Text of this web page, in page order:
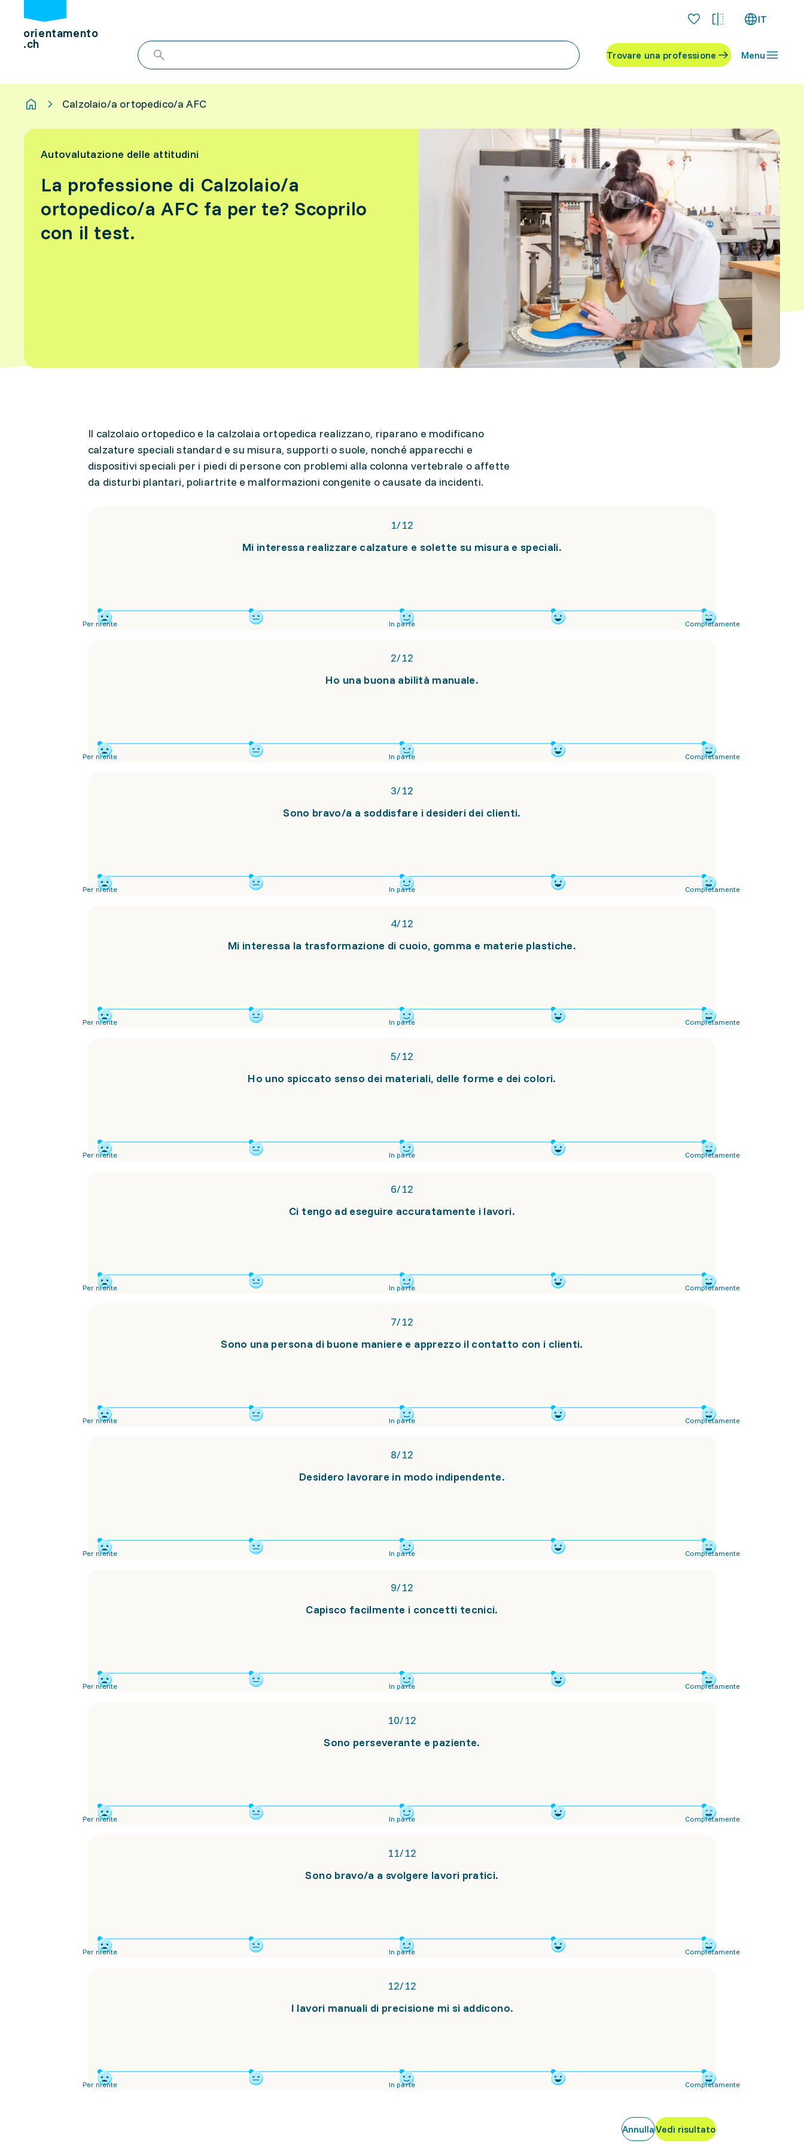
orientamento
.ch
IT
Trovare una professione Menu
Calzolaio/a ortopedico/a AFC
Autovalutazione delle attitudini
La professione di Calzolaio/a
ortopedico/a AFC fa per te? Scoprilo
con il test.
Il calzolaio ortopedico e la calzolaia ortopedica realizzano, riparano e modificano
calzature speciali standard e su misura, supporti o suole, nonché apparecchi e
dispositivi speciali per i piedi di persone con problemi alla colonna vertebrale o affette
da disturbi plantari, poliartrite e malformazioni congenite o causate da incidenti.
1/12
Mi interessa realizzare calzature e solette su misura e speciali.
Per niente In parte Completamente
2/12
Ho una buona abilità manuale.
Per niente In parte Completamente
3/12
Sono bravo/a a soddisfare i desideri dei clienti.
Per niente In parte Completamente
4/12
Mi interessa la trasformazione di cuoio, gomma e materie plastiche.
Per niente In parte Completamente
5/12
Ho uno spiccato senso dei materiali, delle forme e dei colori.
Per niente In parte Completamente
6/12
Ci tengo ad eseguire accuratamente i lavori.
Per niente In parte Completamente
7/12
Sono una persona di buone maniere e apprezzo il contatto con i clienti.
Per niente In parte Completamente
8/12
Desidero lavorare in modo indipendente.
Per niente In parte Completamente
9/12
Capisco facilmente i concetti tecnici.
Per niente In parte Completamente
10/12
Sono perseverante e paziente.
Per niente In parte Completamente
11/12
Sono bravo/a a svolgere lavori pratici.
Per niente In parte Completamente
12/12
I lavori manuali di precisione mi si addicono.
Per niente In parte Completamente
AnnullaVedi risultato